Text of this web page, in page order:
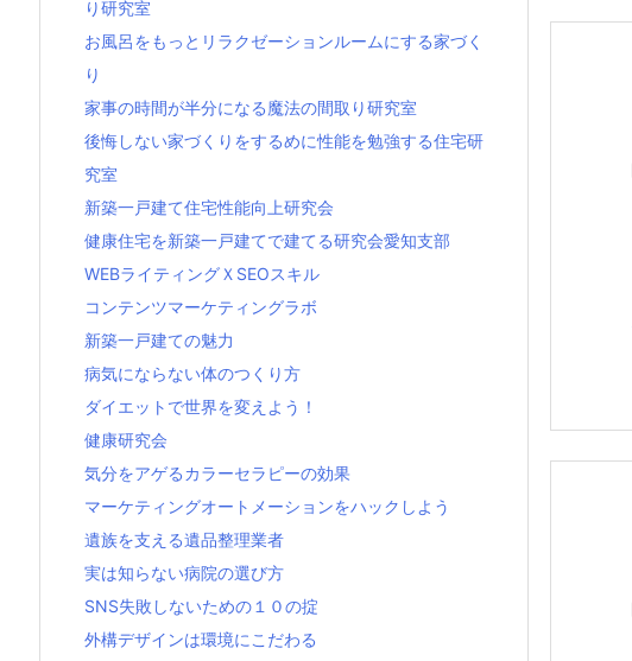
り研究室
お風呂をもっとリラクゼーションルームにする家づく
り
家事の時間が半分になる魔法の間取り研究室
後悔しない家づくりをするめに性能を勉強する住宅研
究室
新築一戸建て住宅性能向上研究会
健康住宅を新築一戸建てで建てる研究会愛知支部
WEBライティングＸSEOスキル
コンテンツマーケティングラボ
新築一戸建ての魅力
病気にならない体のつくり方
ダイエットで世界を変えよう！
健康研究会
気分をアゲるカラーセラピーの効果
マーケティングオートメーションをハックしよう
遺族を支える遺品整理業者
実は知らない病院の選び方
SNS失敗しないための１０の掟
外構デザインは環境にこだわる